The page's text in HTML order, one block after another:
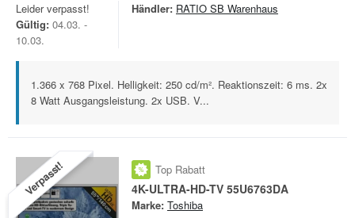
Leider verpasst!
Gültig: 04.03. -
10.03.
Händler: RATIO SB Warenhaus
1.366 x 768 Pixel. Helligkeit: 250 cd/m². Reaktionszeit: 6 ms. 2x
8 Watt Ausgangsleistung. 2x USB. V...
Verpasst! Top Rabatt
4K-ULTRA-HD-TV 55U6763DA
Marke: Toshiba